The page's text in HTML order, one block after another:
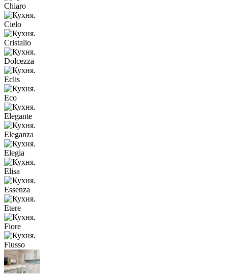
Chiaro
Cielo
Cristallo
Dolcezza
Eclis
Eco
Elegante
Eleganza
Elegia
Elisa
Essenza
Etere
Fiore
Flusso